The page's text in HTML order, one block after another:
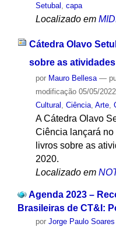
Setubal
capa
Localizado em
Cátedra Olavo
sobre as
por Mauro Bellesa —
modificação05/05/
Cultural Ciência, Arte,
A Cátedra Olavo
Ciência lançará
livros sobre as
2020.
Localizado em
Agenda 2023 –
Brasileiras de CT&I:
por Jorge Paulo Soares